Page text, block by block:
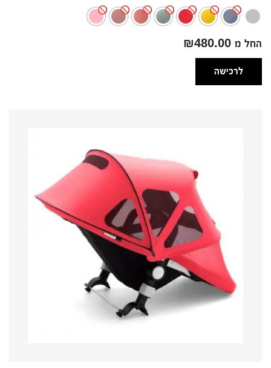
עד
החל מ ₪480.00
לרכישה